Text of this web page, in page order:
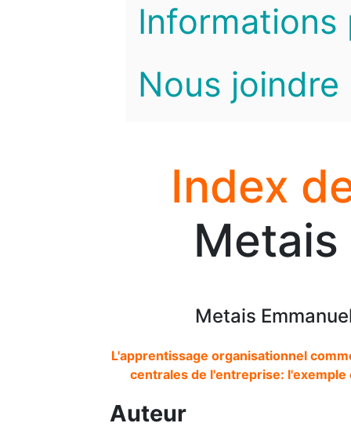
Informations
Nous joindre
Index
Metais
Metais
L'apprentissage organisationnel
centrales de l'entreprise: l'exemple
Auteur